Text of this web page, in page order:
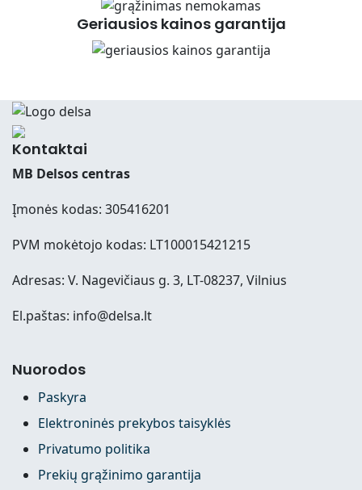
Geriausios kainos garantija
Kontaktai
MB Delsos centras
Įmonės kodas: 305416201
PVM mokėtojo kodas: LT100015421215
Adresas: V. Nagevičiaus g. 3, LT-08237, Vilnius
El.paštas: info@delsa.lt
Nuorodos
Paskyra
Elektroninės prekybos taisyklės
Privatumo politika
Prekių grąžinimo garantija